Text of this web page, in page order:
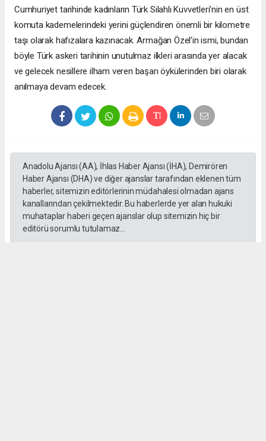
Cumhuriyet tarihinde kadınların Türk Silahlı Kuvvetleri'nin en üst
komuta kademelerindeki yerini güçlendiren önemli bir kilometre
taşı olarak hafızalara kazınacak. Armağan Özel'in ismi, bundan
böyle Türk askeri tarihinin unutulmaz ilkleri arasında yer alacak
ve gelecek nesillere ilham veren başarı öykülerinden biri olarak
anılmaya devam edecek.
Anadolu Ajansı (AA), İhlas Haber Ajansı (İHA), Demirören
Haber Ajansı (DHA) ve diğer ajanslar tarafından eklenen tüm
haberler, sitemizin editörlerinin müdahalesi olmadan ajans
kanallarından çekilmektedir. Bu haberlerde yer alan hukuki
muhataplar haberi geçen ajanslar olup sitemizin hiç bir
editörü sorumlu tutulamaz...